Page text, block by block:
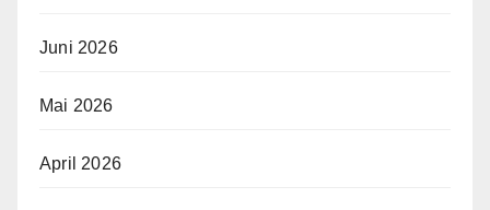
Juni 2026
Mai 2026
April 2026